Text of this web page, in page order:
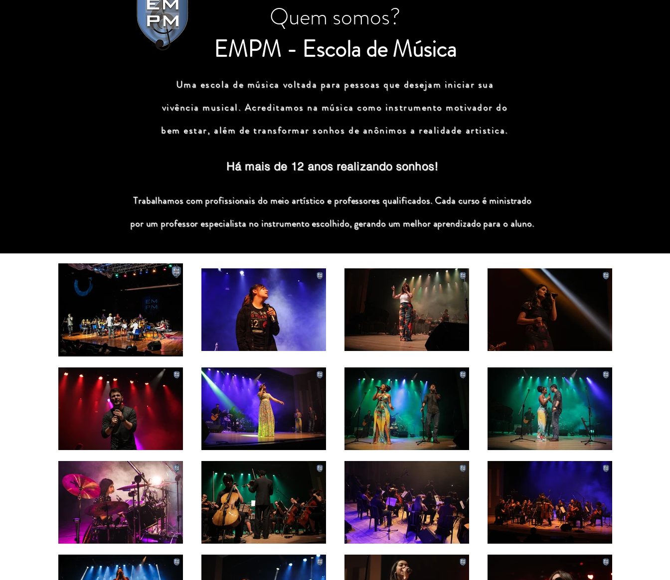
Quem somos?
EMPM - Escola de Música
Uma escola de música voltada para pessoas que desejam iniciar sua
vivência musical. Acreditamos na música como instrumento motivador do
bem estar, além de transformar sonhos de anônimos a realidade artistica.
Há mais de 12 anos realizando sonhos!
Trabalhamos com profissionais do meio artístico e professores qualificados. Cada curso é ministrado
por um professor especialista no instrumento escolhido, gerando um melhor aprendizado para o aluno.